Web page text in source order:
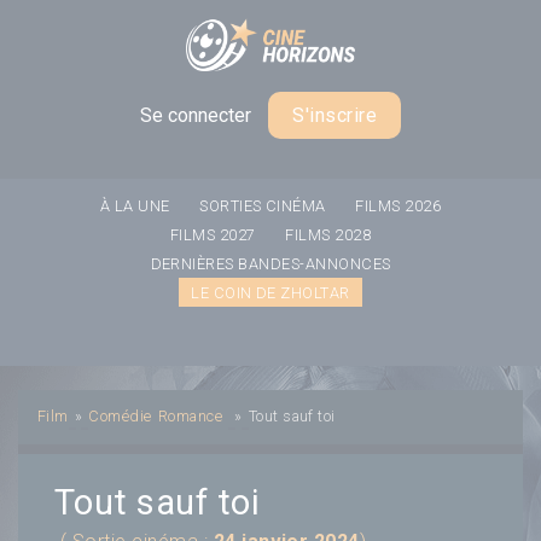
Se connecter S'inscrire
À LA UNE SORTIES CINÉMA
FILMS 2026
FILMS 2027
FILMS 2028
DERNIÈRES BANDES-ANNONCES
LE COIN DE ZHOLTAR
Film » Comédie Romance » Tout sauf toi
Tout sauf toi
Panneau de gestion des cookies